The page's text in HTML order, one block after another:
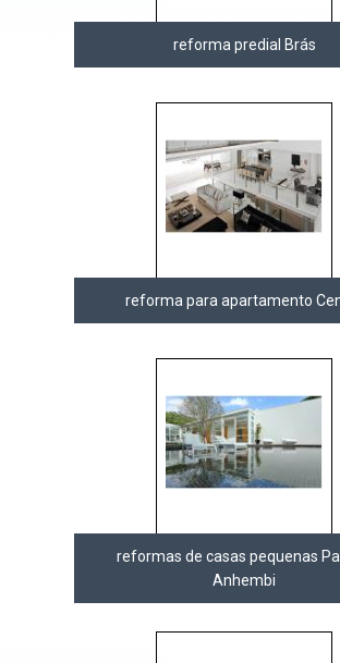
reforma predial Brás
reforma para apartamento
reformas de casas pequenas
Anhembi